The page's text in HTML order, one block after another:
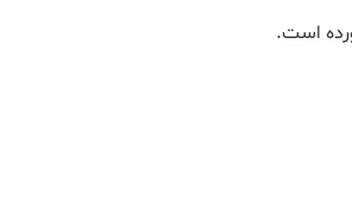
است.